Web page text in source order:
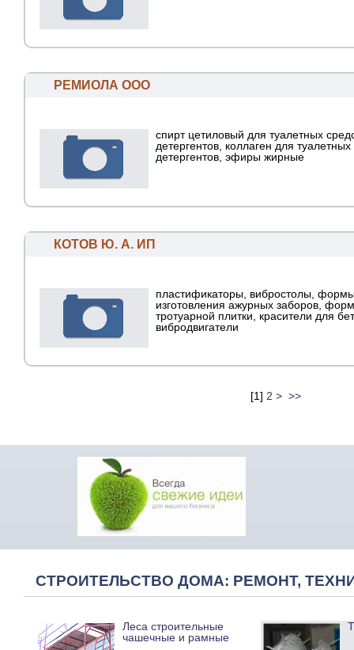
РЕМИОЛА ООО
спирт цетиловый для туалетных
детергентов, коллаген для туалетных
детергентов, эфиры жирные
КОТОВ Ю. А. ИП
пластификаторы, вибростолы,
изготовления ажурных заборов,
тротуарной плитки, красители для
вибродвигатели
[1] 2 > >>
СТРОИТЕЛЬСТВО ДОМА: РЕМОНТ,
Леса строительные
чашечные и рамные